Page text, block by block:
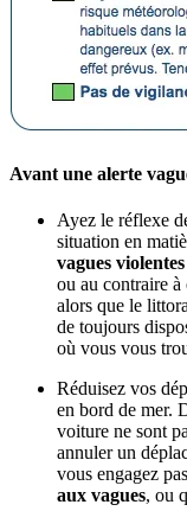
Avant une alerte
Ayez le réflexe
situation en
vagues violentes
ou au contraire à
alors que le
de toujours
où vous vous
Réduisez vos
en bord de mer.
voiture ne sont
annuler un
vous engagez
aux vagues, ou